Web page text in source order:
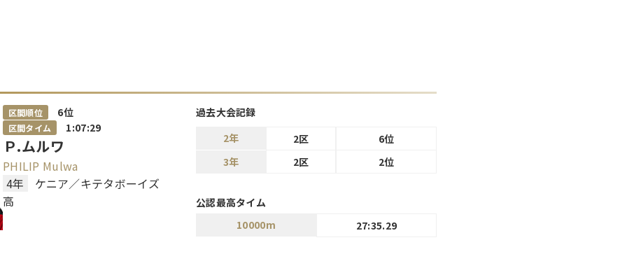
区間順位 6位
区間タイム 1:07:29
Ｐ.ムルワ
PHILIP Mulwa
4年
ケニア／キテタボーイズ
高
過去大会記録
2年
2区
6位
3年
2区 2位
公認最高タイム
10000m
27:35.29